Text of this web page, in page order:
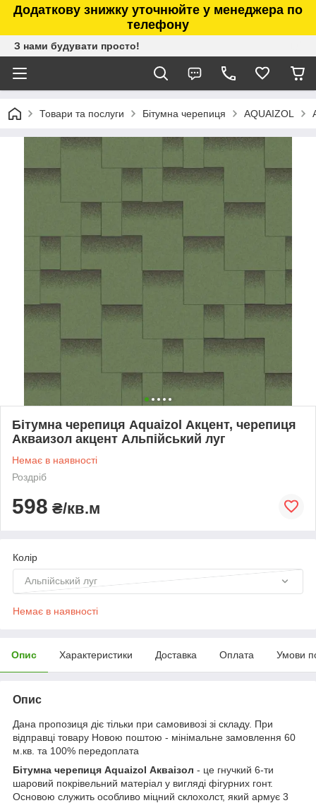
Додаткову знижку уточнюйте у менеджера по
телефону
З нами будувати просто!
Товари та послуги Бітумна черепиця AQUAIZOL
Бітумна черепиця Aquaizol Акцент, черепиця
Акваизол акцент Альпійський луг
Немає в наявності
Роздріб
598 ₴/кв.м
Колір
Альпійський луг
Немає в наявності
Опис Характеристики Доставка Оплата Умови
Опис
Дана пропозиця діє тільки при самовивозі зі складу. При
відправці товару Новою поштою - мінімальне замовлення 60
м.кв. та 100% передоплата
Бітумна черепиця Aquaizol Акваізол - це гнучкий 6-ти
шаровий покрівельний матеріал у вигляді фігурних гонт.
Основою служить особливо міцний склохолст, який армує 3